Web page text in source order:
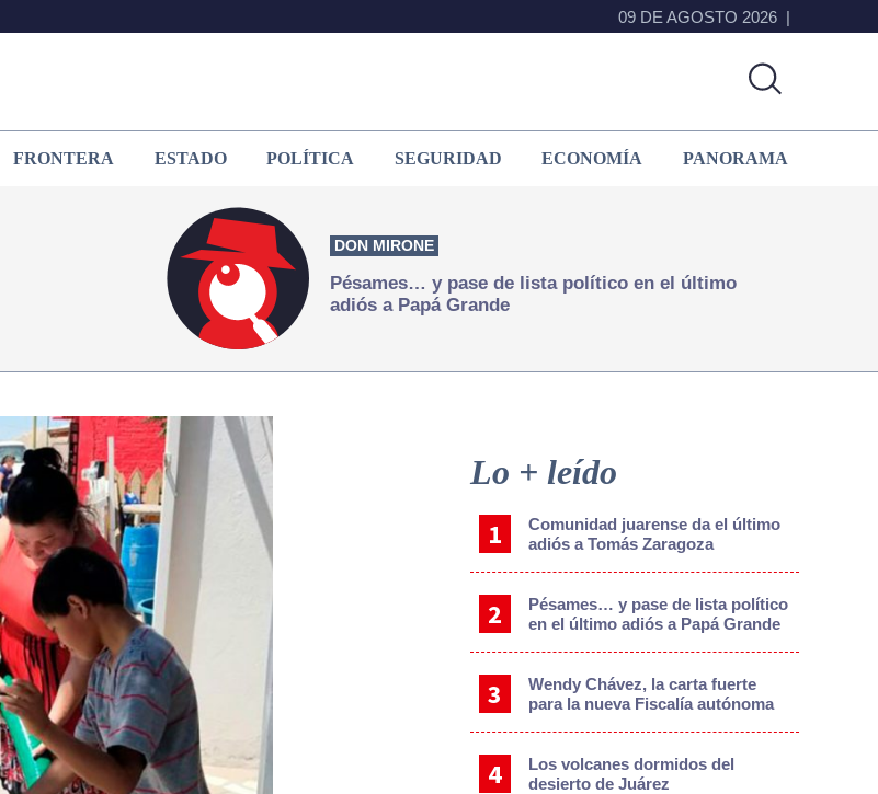
09 DE AGOSTO 2026
FRONTERA ESTADO POLÍTICA SEGURIDAD ECONOMÍA PANORAMA
DON MIRONE
Pésames… y pase de lista político en el último
adiós a Papá Grande
Sidebar
Lo + leído
Comunidad juarense da el último
adiós a Tomás Zaragoza
Pésames… y pase de lista político
en el último adiós a Papá Grande
Wendy Chávez, la carta fuerte
para la nueva Fiscalía autónoma
Los volcanes dormidos del
desierto de Juárez